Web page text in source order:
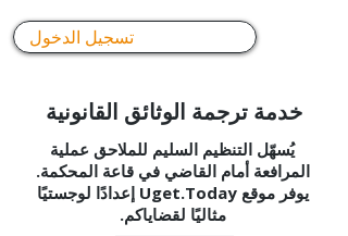
تسجيل الدخول
خدمة ترجمة الوثائق القانونية
يُسهّل التنظيم السليم للملاحق عملية
المرافعة أمام القاضي في قاعة المحكمة.
يوفر موقع Uget.Today إعدادًا لوجستيًا
مثاليًا لقضاياكم.